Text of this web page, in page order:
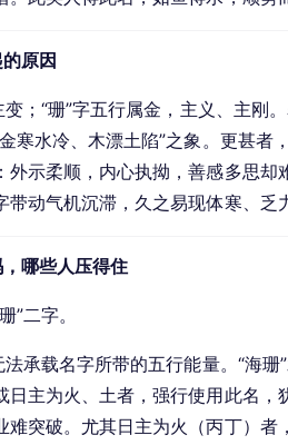
原因
变；“珊”字五行属金，主义、主
寒水冷、木漂土陷”之象。更甚者
外示柔顺，内心执拗，善感多思
动气机沉滞，久之易现体寒、乏
哪些人压得住
”二字。
法承载名字所带的五行能量。“海
日主为火、土者，强行使用此名
难突破。尤其日主为火（丙丁）